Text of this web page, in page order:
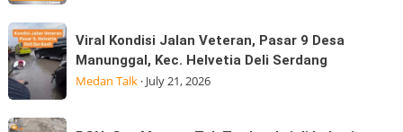
di
Medan
Gempa
dari
kepala
BGN
Kepala
Viral
Kondisi
Jalan
Veteran,
Pasar
Viral Kondisi Jalan Veteran, Pasar 9 Desa
Manunggal, Kec. Helvetia Deli Serdang
Medan Talk· July 21, 2026
PGN: